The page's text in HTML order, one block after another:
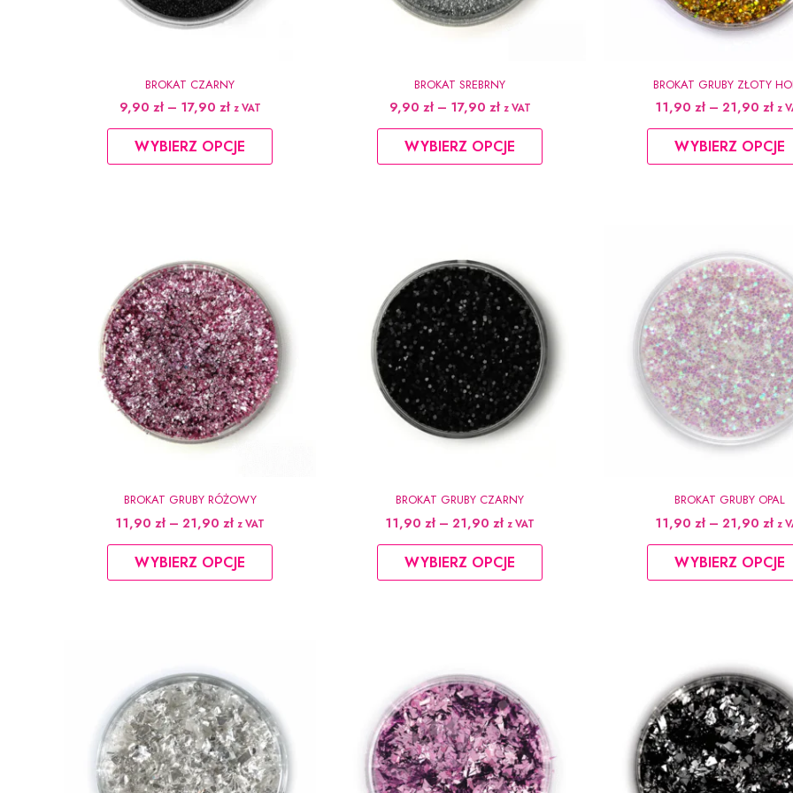
BROKAT CZARNY
9,90 zł – 17,90 złZakres
od
9,90 zł
do
z VAT
WYBIERZ OPCJE
Ten
wybrać
na
stronie
produktu
BROKAT SREBRNY
9,90 zł – 17,90 złZakres
od
9,90 zł
do
z VAT
WYBIERZ OPCJE
Ten
wybrać
na
stronie
produktu
BROKAT GRUBY ZŁOTY
11,90 zł – 21,90 zł
od
do
z
WYBIERZ OPCJE
BROKAT GRUBY RÓŻOWY
11,90 zł – 21,90 złZakres
od
11,90 zł
do
z VAT
WYBIERZ OPCJE
Ten
wybrać
na
stronie
produktu
BROKAT GRUBY CZARNY
11,90 zł – 21,90 złZakres
od
11,90 zł
do
z VAT
WYBIERZ OPCJE
Ten
na
stronie
produktu
BROKAT GRUBY OPAL
11,90 zł – 21,90 zł
od
do
z
WYBIERZ OPCJE